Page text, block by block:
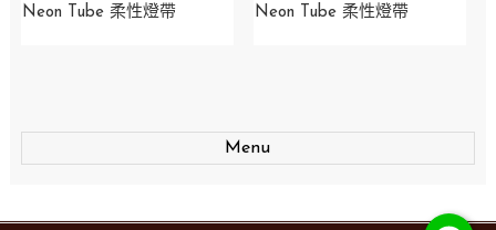
Neon Tube 柔性燈帶 Neon Tube 柔性燈帶
Menu